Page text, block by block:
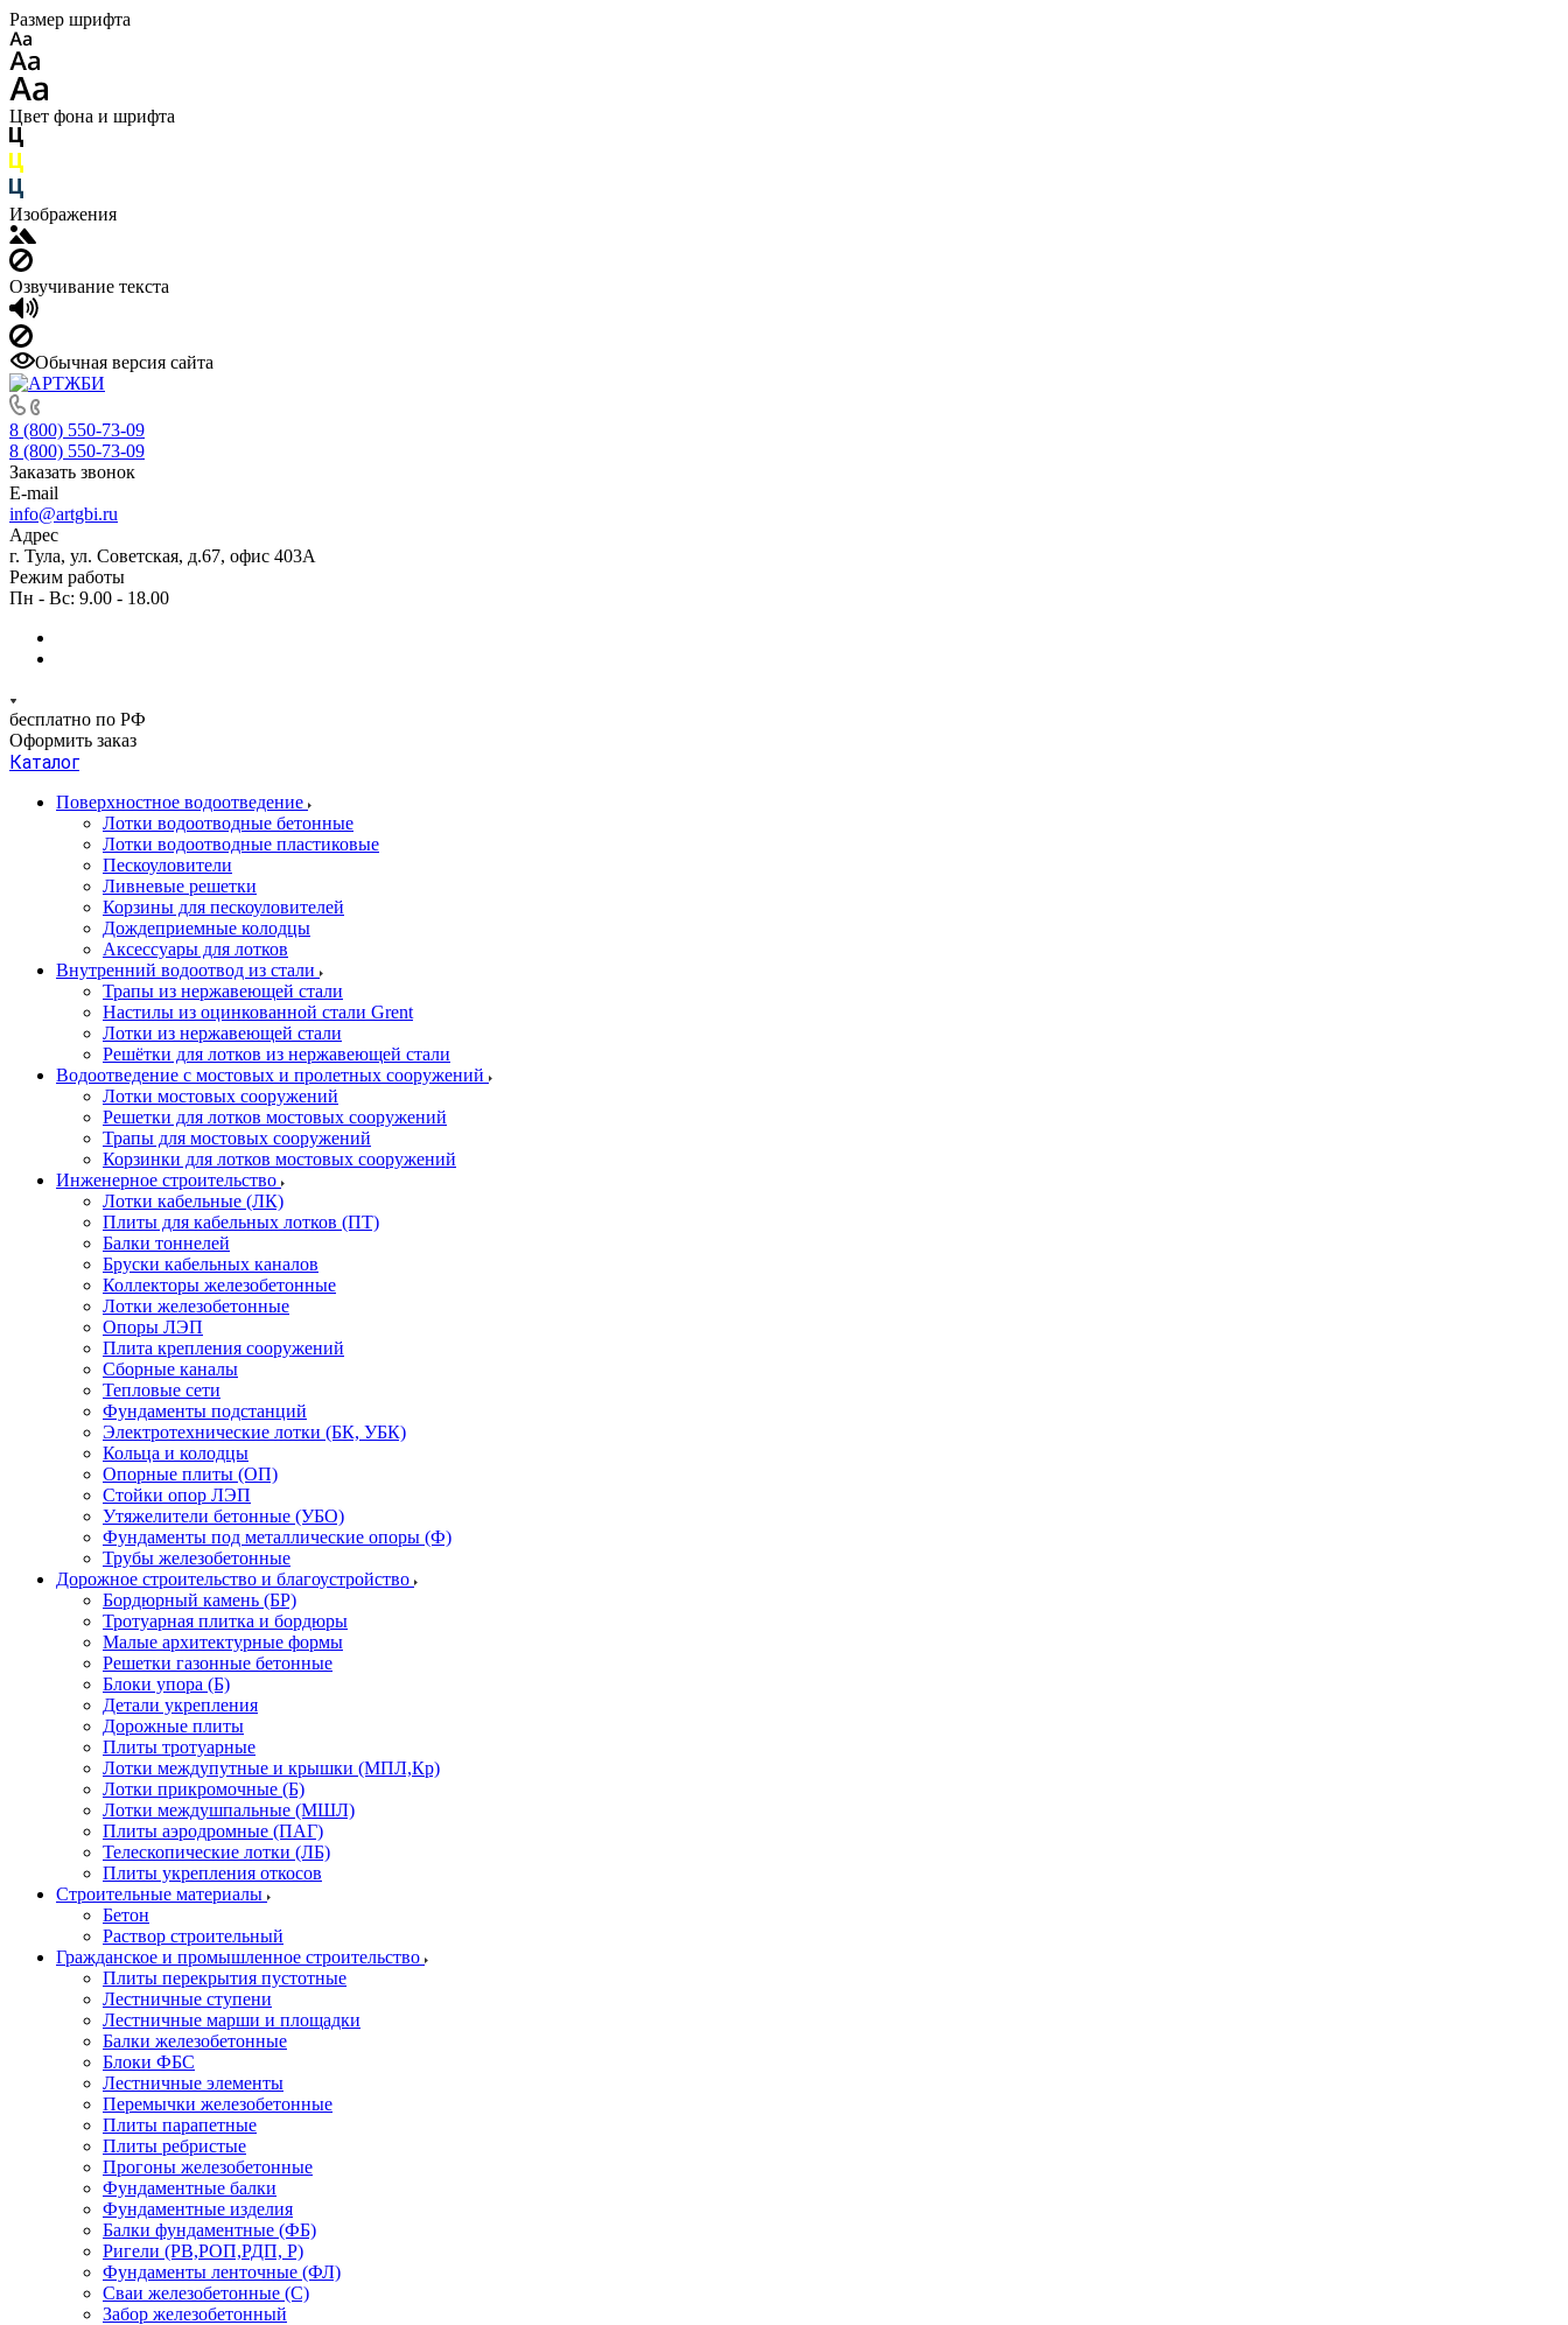
Размер шрифта
Цвет фона и шрифта
Изображения
Озвучивание текста
Обычная версия сайта
8 (800) 550-73-09
8 (800) 550-73-09
Заказать звонок
E-mail
info@artgbi.ru
Адрес
г. Тула, ул. Советская, д.67, офис 403А
Режим работы
Пн - Вс: 9.00 - 18.00
бесплатно по РФ
Оформить заказ
Каталог
Поверхностное водоотведение
Лотки водоотводные бетонные
Лотки водоотводные пластиковые
Пескоуловители
Ливневые решетки
Корзины для пескоуловителей
Дождеприемные колодцы
Аксессуары для лотков
Внутренний водоотвод из стали
Трапы из нержавеющей стали
Настилы из оцинкованной стали Grent
Лотки из нержавеющей стали
Решётки для лотков из нержавеющей стали
Водоотведение с мостовых и пролетных сооружений
Лотки мостовых сооружений
Решетки для лотков мостовых сооружений
Трапы для мостовых сооружений
Корзинки для лотков мостовых сооружений
Инженерное строительство
Лотки кабельные (ЛК)
Плиты для кабельных лотков (ПТ)
Балки тоннелей
Бруски кабельных каналов
Коллекторы железобетонные
Лотки железобетонные
Опоры ЛЭП
Плита крепления сооружений
Сборные каналы
Тепловые сети
Фундаменты подстанций
Электротехнические лотки (БК, УБК)
Кольца и колодцы
Опорные плиты (ОП)
Стойки опор ЛЭП
Утяжелители бетонные (УБО)
Фундаменты под металлические опоры (Ф)
Трубы железобетонные
Дорожное строительство и благоустройство
Бордюрный камень (БР)
Тротуарная плитка и бордюры
Малые архитектурные формы
Решетки газонные бетонные
Блоки упора (Б)
Детали укрепления
Дорожные плиты
Плиты тротуарные
Лотки междупутные и крышки (МПЛ,Кр)
Лотки прикромочные (Б)
Лотки междушпальные (МШЛ)
Плиты аэродромные (ПАГ)
Телескопические лотки (ЛБ)
Плиты укрепления откосов
Строительные материалы
Бетон
Раствор строительный
Гражданское и промышленное строительство
Плиты перекрытия пустотные
Лестничные ступени
Лестничные марши и площадки
Балки железобетонные
Блоки ФБС
Лестничные элементы
Перемычки железобетонные
Плиты парапетные
Плиты ребристые
Прогоны железобетонные
Фундаментные балки
Фундаментные изделия
Балки фундаментные (ФБ)
Ригели (РВ,РОП,РДП, Р)
Фундаменты ленточные (ФЛ)
Сваи железобетонные (С)
Забор железобетонный